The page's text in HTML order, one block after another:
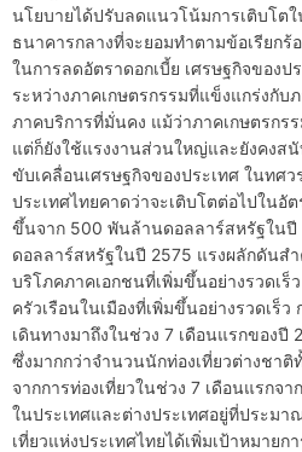
นโยบายได้ปรับลดแนวโน้มการเติบโต
ธนาคารกลางที่จะยอมทำตามข้อเรียกร้
ในการลดอัตราดอกเบี้ย เศรษฐกิจของป
ระหว่างภาคเกษตรกรรมที่แข็งแกร่งกั
ภาคบริการที่มั่นคง แม้ว่าภาคเกษตรกร
แต่ก็ยังใช้แรงงานส่วนใหญ่และยังคงส
ขับเคลื่อนเศรษฐกิจของประเทศ ในทศ
ประเทศไทยคาดว่าจะเติบโตต่อไปในอั
ขึ้นจาก 500 พันล้านดอลลาร์สหรัฐใน
ดอลลาร์สหรัฐในปี 2575 แรงผลักดันส
บริโภคภาคเอกชนที่เพิ่มขึ้นอย่างรวดเร็
ครัวเรือนในเมืองที่เพิ่มขึ้นอย่างรวดเร็ว
เดินทางมาถึงในช่วง 7 เดือนแรกของ
ซึ่งมากกว่าจำนวนนักท่องเที่ยวต่างชา
จากการท่องเที่ยวในช่วง 7 เดือนแรกจ
ในประเทศและต่างประเทศอยู่ที่ประม
เที่ยวแห่งประเทศไทยได้เพิ่มเป้าหมายก